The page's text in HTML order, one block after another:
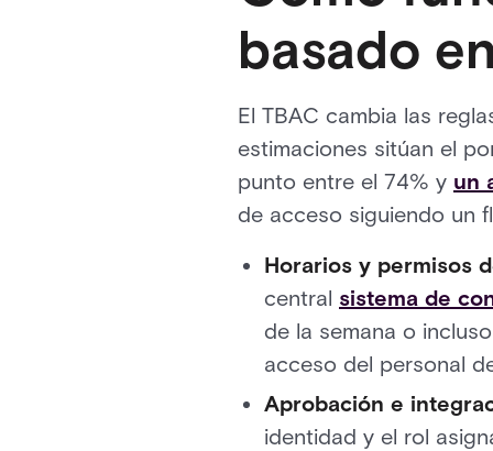
basado
El TBAC cambia las
estimaciones sitúan el
punto entre el 74% y un
de acceso siguiendo un
Horarios y permisos
central sistema de
de la semana o
acceso del personal
Aprobación e
identidad y el rol